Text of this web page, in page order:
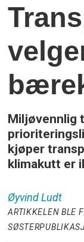
Miljøvennlig
kjøper
klimakutt er
Øyvind Ludt
ARTIKKELEN BLE